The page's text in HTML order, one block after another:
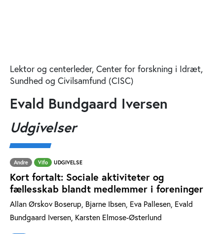
Lektor og centerleder, Center for forskning i Idræt,
Sundhed og Civilsamfund (CISC)
Evald Bundgaard Iversen
Udgivelser
Andre Vifo UDGIVELSE
Kort fortalt: Sociale aktiviteter og
fællesskab blandt medlemmer i foreninger
Allan Ørskov Boserup, Bjarne Ibsen, Eva Pallesen, Evald
Bundgaard Iversen, Karsten Elmose-Østerlund